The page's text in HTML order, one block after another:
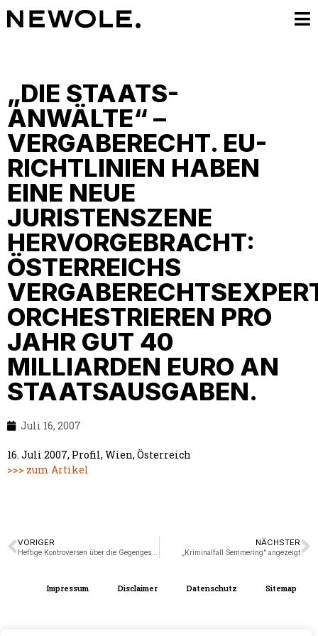
„DIE STAATS-
ANWÄLTE“ –
VERGABERECHT. EU-
RICHTLINIEN HABEN
EINE NEUE
JURISTENSZENE
HERVORGEBRACHT:
ÖSTERREICHS
ORCHESTRIEREN PRO
JAHR GUT 40
MILLIARDEN EURO AN
STAATSAUSGABEN.
Juli 16, 2007
16. Juli 2007, Profil, Wien, Österreich
>>> zum Artikel
VORIGER
Heftige Kontroversen über die Gegengeschäfte
NÄCHSTER
„Kriminalfall Semmering“ angezeigt
Impressum Disclaimer Datenschutz Sitemap